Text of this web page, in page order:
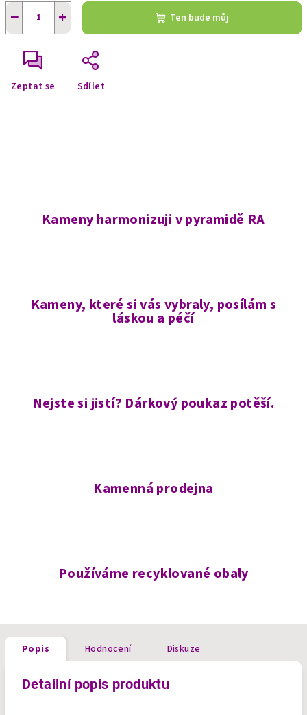
+
− Ten bude můj
Zeptat se Sdílet
Kameny harmonizuji v pyramidě RA
Kameny, které si vás vybraly, posílám s
láskou a péčí
Nejste si jistí? Dárkový poukaz potěší.
Kamenná prodejna
Používáme recyklované obaly
Popis Hodnocení Diskuze
Detailní popis produktu